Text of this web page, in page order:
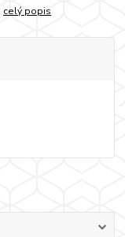
celý popis